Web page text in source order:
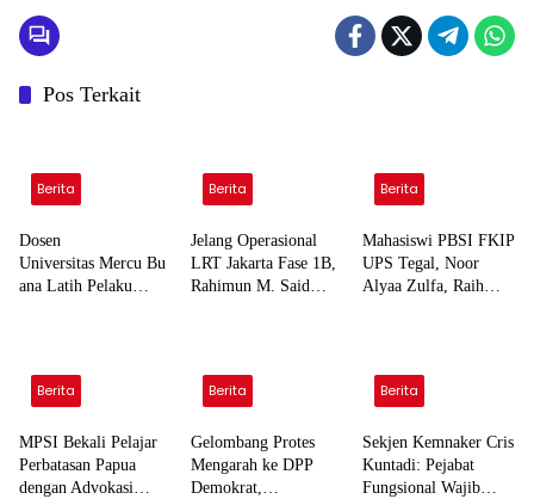
Pos Terkait
Berita
Dosen
Universitas Mercu Bu
ana Latih Pelaku
dan Pemasaran Digital
Berita
Jelang Operasional
LRT Jakarta Fase 1B,
Rahimun M. Said
Initiative
Berita
Mahasiswi PBSI FKIP
UPS Tegal, Noor
Alyaa Zulfa, Raih
Berita
MPSI Bekali Pelajar
Perbatasan Papua
dengan Advokasi
Berita
Gelombang Protes
Mengarah ke DPP
Demokrat,
Berita
Sekjen Kemnaker Cris
Kuntadi: Pejabat
Fungsional Wajib